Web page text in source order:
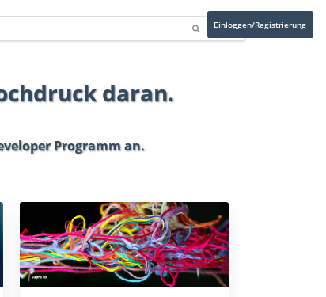
Einloggen/Registrierung
daran.
Programman.